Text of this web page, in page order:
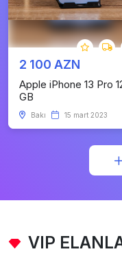
2 100 AZN
Apple iPhone 13 Pro
GB
Bakı 15 mart 2023
VIP